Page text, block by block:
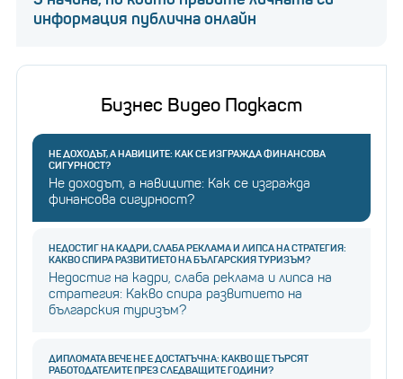
информация публична онлайн
Бизнес Видео Подкаст
НЕ ДОХОДЪТ, А НАВИЦИТЕ: КАК СЕ ИЗГРАЖДА ФИНАНСОВА
СИГУРНОСТ?
Не доходът, а навиците: Как се изгражда
финансова сигурност?
НЕДОСТИГ НА КАДРИ, СЛАБА РЕКЛАМА И ЛИПСА НА СТРАТЕГИЯ:
КАКВО СПИРА РАЗВИТИЕТО НА БЪЛГАРСКИЯ ТУРИЗЪМ?
Недостиг на кадри, слаба реклама и липса на
стратегия: Какво спира развитието на
българския туризъм?
ДИПЛОМАТА ВЕЧЕ НЕ Е ДОСТАТЪЧНА: КАКВО ЩЕ ТЪРСЯТ
РАБОТОДАТЕЛИТЕ ПРЕЗ СЛЕДВАЩИТЕ ГОДИНИ?